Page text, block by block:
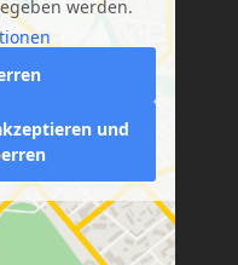
werden.
und